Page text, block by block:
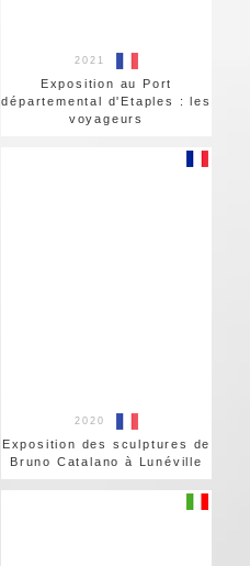
2021
Exposition au Port
départemental d'Etaples : les
voyageurs
2020
Exposition des sculptures de
Bruno Catalano à Lunéville